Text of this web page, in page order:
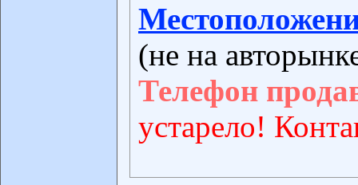
(не на
Телефон
устарело!